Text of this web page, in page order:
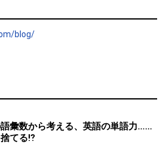
blog/
語彙数から考える、英語の単語力……
てる⁉